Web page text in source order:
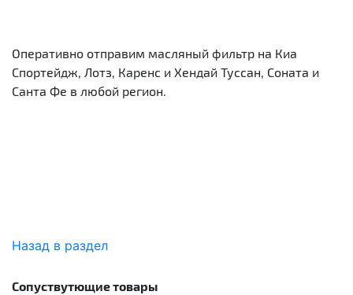
Оперативно отправим масляный фильтр на Киа
Спортейдж, Лотз, Каренс и Хендай Туссан, Соната и
Санта Фе в любой регион.
Назад в раздел
Сопуствутющие товары